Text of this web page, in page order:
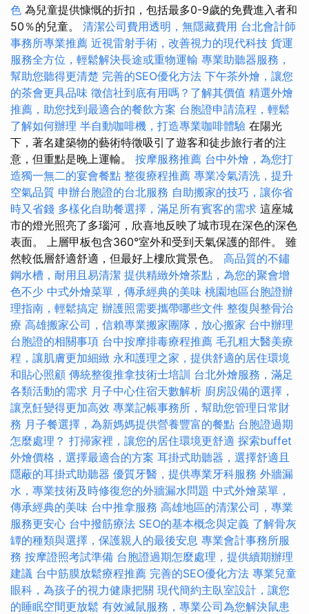
色 為兒童提供慷慨的折扣，包括最多0-9歲的免費進入者和
50％的兒童。 清潔公司費用透明，無隱藏費用 台北會計師
事務所專業推薦 近視雷射手術，改善視力的現代科技 貨運
服務全方位，輕鬆解決長途或重物運輸 專業助聽器服務，
幫助您聽得更清楚 完善的SEO優化方法 下午茶外燴，讓您
的茶會更具品味 徵信社到底有用嗎？了解其價值 精選外燴
推薦，助您找到最適合的餐飲方案 台胞證申請流程，輕鬆
了解如何辦理 半自動咖啡機，打造專業咖啡體驗 在陽光
下，著名建築物的藝術特徵吸引了遊客和徒步旅行者的注
意，但重點是晚上運輸。 按摩服務推薦 台中外燴，為您打
造獨一無二的宴會餐點 整復療程推薦 專業冷氣清洗，提升
空氣品質 申辦台胞證的台北服務 自助搬家的技巧，讓你省
時又省錢 多樣化自助餐選擇，滿足所有賓客的需求 這座城
市的燈光照亮了多瑙河，欣喜地反映了城市現在深色的深色
表面。 上層甲板包含360°室外和受到天氣保護的部件。 雖
然較低層舒適舒適，但最好上樓欣賞景色。 高品質的不鏽
鋼水槽，耐用且易清潔 提供精緻外燴茶點，為您的聚會增
色不少 中式外燴菜單，傳承經典的美味 桃園地區台胞證辦
理指南，輕鬆搞定 辦護照需要攜帶哪些文件 整復與整骨治
療 高雄搬家公司，信賴專業搬家團隊，放心搬家 台中辦理
台胞證的相關事項 台中按摩排毒療程推薦 毛孔粗大醫美療
程，讓肌膚更加細緻 永和護理之家，提供舒適的居住環境
和貼心照顧 傳統整復推拿技術士培訓 台北外燴服務，滿足
各類活動的需求 月子中心住宿天數解析 廚房設備的選擇，
讓烹飪變得更加高效 專業記帳事務所，幫助您管理日常財
務 月子餐選擇，為新媽媽提供營養豐富的餐點 台胞證過期
怎麼處理？ 打掃家裡，讓您的居住環境更舒適 探索buffet
外燴價格，選擇最適合的方案 耳掛式助聽器，選擇舒適且
隱蔽的耳掛式助聽器 優質牙醫，提供專業牙科服務 外牆漏
水，專業技術及時修復您的外牆漏水問題 中式外燴菜單，
傳承經典的美味 台中推拿服務 高雄地區的清潔公司，專業
服務更安心 台中撥筋療法 SEO的基本概念與定義 了解骨灰
罈的種類與選擇，保護親人的最後安息 專業會計事務所服
務 按摩證照考試準備 台胞證過期怎麼處理，提供續期辦理
建議 台中筋膜放鬆療程推薦 完善的SEO優化方法 專業兒童
眼科，為孩子的視力健康把關 現代簡約主臥室設計，讓您
的睡眠空間更放鬆 有效滅鼠服務，專業公司為您解決鼠患